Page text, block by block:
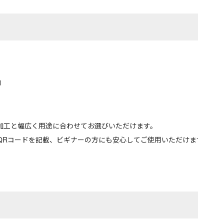
と幅広く用途に合わせてお選びいただけます。
コードを記載、ビギナーの方にも安心してご使用いただけま